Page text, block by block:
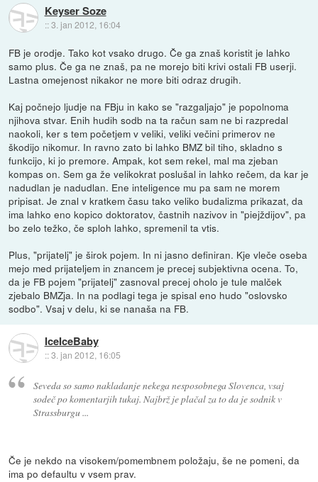
Keyser Soze
::3. jan 2012, 16:04
FB je orodje. Tako kot vsako drugo. Če ga znaš koristit je lahko
samo plus. Če ga ne znaš, pa ne morejo biti krivi ostali FB userji.
Lastna omejenost nikakor ne more biti odraz drugih.
Kaj počnejo ljudje na FBju in kako se "razgaljajo" je popolnoma
njihova stvar. Enih hudih sodb na ta račun sam ne bi razpredal
naokoli, ker s tem početjem v veliki, veliki večini primerov ne
škodijo nikomur. In ravno zato bi lahko BMZ bil tiho, skladno s
funkcijo, ki jo premore. Ampak, kot sem rekel, mal ma zjeban
kompas on. Sem ga že velikokrat poslušal in lahko rečem, da kar je
nadudlan je nadudlan. Ene inteligence mu pa sam ne morem
pripisat. Je znal v kratkem času tako veliko budalizma prikazat, da
ima lahko eno kopico doktoratov, častnih nazivov in "piejždijov", pa
bo zelo težko, če sploh lahko, spremenil ta vtis.
Plus, "prijatelj" je širok pojem. In ni jasno definiran. Kje vleče oseba
mejo med prijateljem in znancem je precej subjektivna ocena. To,
da je FB pojem "prijatelj" zasnoval precej oholo je tule malček
zjebalo BMZja. In na podlagi tega je spisal eno hudo "oslovsko
sodbo". Vsaj v delu, ki se nanaša na FB.
IceIceBaby
::3. jan 2012, 16:05
Seveda so samo nakladanje nekega nesposobnega Slovenca, vsaj
sodeč po komentarjih tukaj. Najbrž je plačal za to da je sodnik v
Strassburgu ...
Če je nekdo na visokem/pomembnem položaju, še ne pomeni, da
ima po defaultu v vsem prav.